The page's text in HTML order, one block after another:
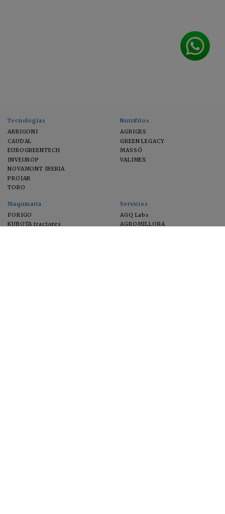
Tecnologías
ARRIGONI
CAUDAL
EUROGREENTECH
INVEUROP
NOVAMONT IBERIA
PROJAR
TORO
Nutrifitos
AGRIGES
GREEN LEGACY
MASSÓ
VALIMEX
Maquinaria
FORIGO
KUBOTA tractores
Servicios
AGQ Labs
AGROMILLORA